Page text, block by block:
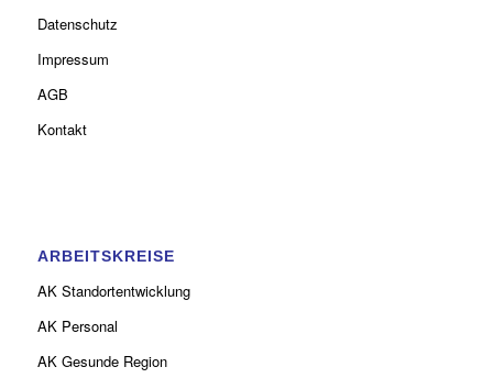
Datenschutz
Impressum
AGB
Kontakt
ARBEITSKREISE
AK Standortentwicklung
AK Personal
AK Gesunde Region